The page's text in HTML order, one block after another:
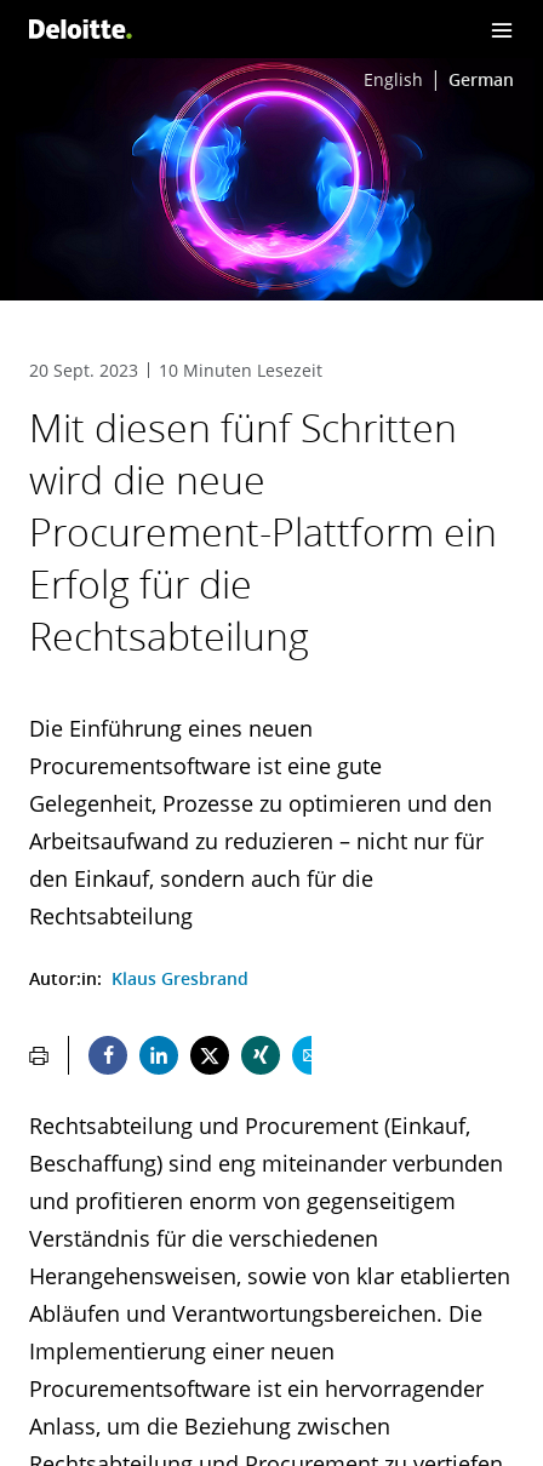
English German
20 Sept. 2023 10 Minuten Lesezeit
Mit diesen fünf Schritten
wird die neue
Procurement-Plattform ein
Erfolg für die
Rechtsabteilung
Die Einführung eines neuen
Procurementsoftware ist eine gute
Gelegenheit, Prozesse zu optimieren und den
Arbeitsaufwand zu reduzieren – nicht nur für
den Einkauf, sondern auch für die
Rechtsabteilung
Autor:in: Klaus Gresbrand
Rechtsabteilung und Procurement (Einkauf,
Beschaffung) sind eng miteinander verbunden
und profitieren enorm von gegenseitigem
Verständnis für die verschiedenen
Herangehensweisen, sowie von klar etablierten
Abläufen und Verantwortungsbereichen. Die
Implementierung einer neuen
Procurementsoftware ist ein hervorragender
Anlass, um die Beziehung zwischen